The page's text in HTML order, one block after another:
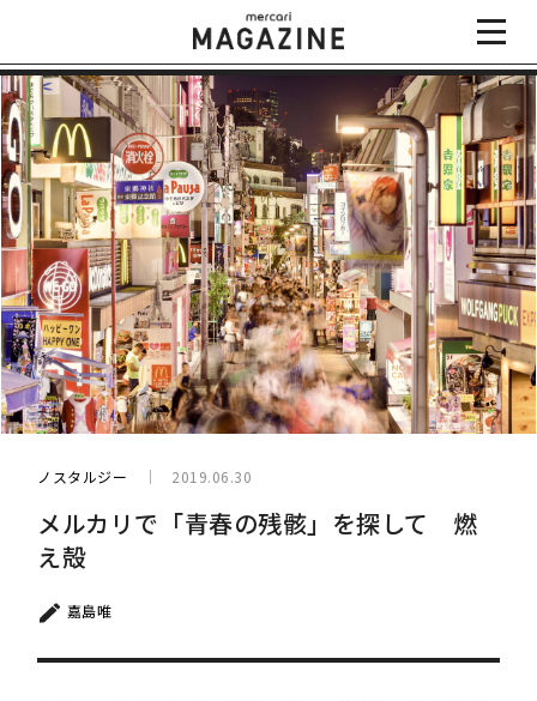
ノスタルジー 2019.06.30
メルカリで「青春の残骸」を探して 燃
え殻
嘉島唯